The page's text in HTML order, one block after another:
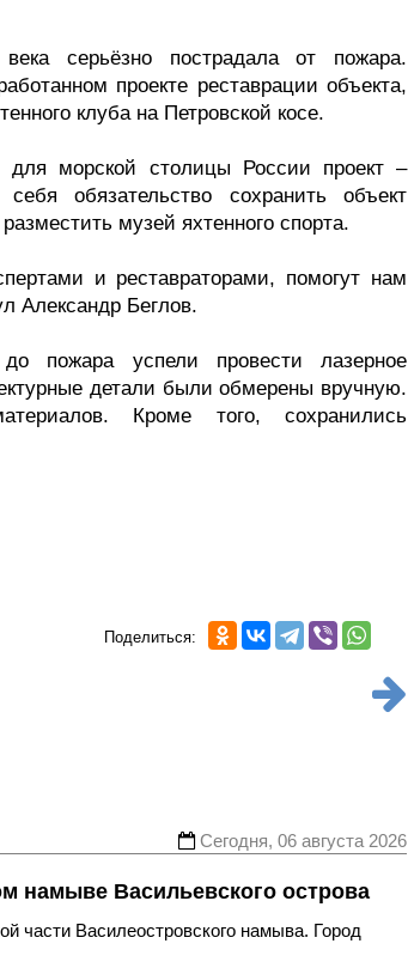
серьёзно пострадала от пожара.
проекте реставрации объекта,
клуба на Петровской косе.
морской столицы России проект –
обязательство сохранить объект
музей яхтенного спорта.
и реставраторами, помогут нам
Александр Беглов.
пожара успели провести лазерное
детали были обмерены вручную.
Кроме того, сохранились
Поделиться:
Сегодня, 06 августа 2026
намыве Васильевского острова
части Василеостровского намыва. Город